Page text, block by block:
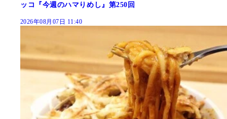
ッコ『今週のハマりめし』第250回
2026年08月07日 11:40